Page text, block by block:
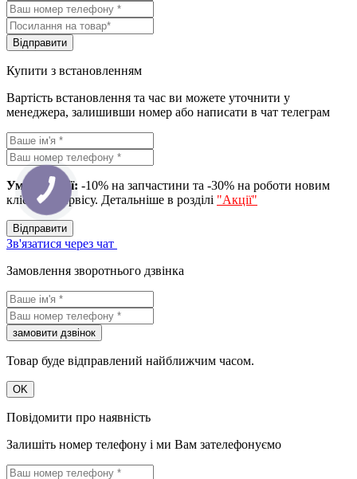
Вiдправити
Купити з встановленням
Вартість встановлення та час ви можете уточнити у
менеджера, залишивши номер або написати в чат телеграм
Умова акції: -10% на запчастини та -30% на роботи новим
клієнтам сервісу. Детальніше в розділі "Акції"
Вiдправити
Зв'язатися через чат
Замовлення зворотнього дзвінка
замовити дзвiнок
Товар буде відправлений найближчим часом.
OK
Повідомити про наявність
Залишіть номер телефону і ми Вам зателефонуємо